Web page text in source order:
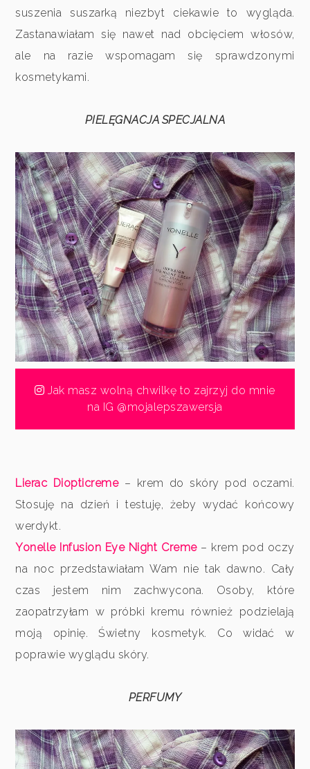
suszenia suszarką niezbyt ciekawie to wygląda.
Zastanawiałam się nawet nad obcięciem włosów,
ale na razie wspomagam się sprawdzonymi
kosmetykami.
PIELĘGNACJA SPECJALNA
Jak masz wolną chwilkę to zajrzyj do mnie
na IG @mojalepszawersja
Lierac Diopticreme – krem do skóry pod oczami.
Stosuję na dzień i testuję, żeby wydać końcowy
werdykt.
Yonelle Infusion Eye Night Creme – krem pod oczy
na noc przedstawiałam Wam nie tak dawno. Cały
czas jestem nim zachwycona. Osoby, które
zaopatrzyłam w próbki kremu również podzielają
moją opinię. Świetny kosmetyk. Co widać w
poprawie wyglądu skóry.
PERFUMY